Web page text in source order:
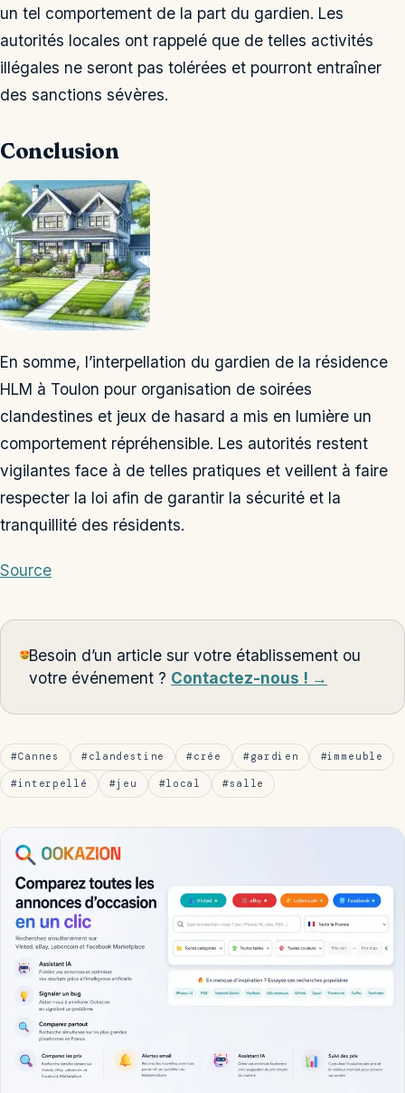
un tel comportement de la part du gardien. Les
autorités locales ont rappelé que de telles activités
illégales ne seront pas tolérées et pourront entraîner
des sanctions sévères.
Conclusion
En somme, l’interpellation du gardien de la résidence
HLM à Toulon pour organisation de soirées
clandestines et jeux de hasard a mis en lumière un
comportement répréhensible. Les autorités restent
vigilantes face à de telles pratiques et veillent à faire
respecter la loi afin de garantir la sécurité et la
tranquillité des résidents.
Source
Besoin d’un article sur votre établissement ou
votre événement ? Contactez-nous ! →
#Cannes #clandestine #crée #gardien #immeuble
#interpellé #jeu #local #salle